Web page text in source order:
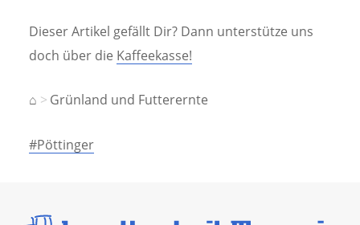
Dieser Artikel gefällt Dir? Dann unterstütze uns
doch über die Kaffeekasse!
⌂ Grünland und Futterernte
#Pöttinger